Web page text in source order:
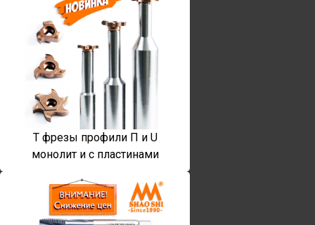
T фрезы профили П и U
монолит и с пластинами